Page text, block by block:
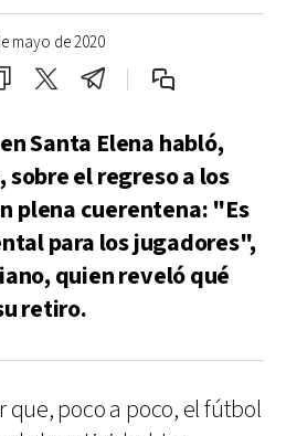
mayo de 2020
Santa Elena habló,
el regreso a los
plena cuerentena: "Es
para los jugadores",
quien reveló qué
retiro.
poco a poco, el fútbol